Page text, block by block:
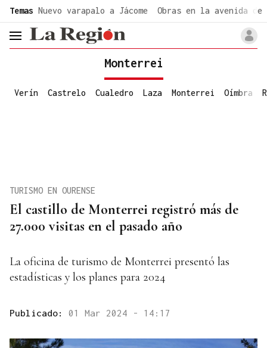
Temas Nuevo varapalo a Jácome Obras en la avenida de
header.menu.open
Monterrei
Verín Castrelo Cualedro Laza Monterrei Oímbra
El castillo de Monterrei registró más de
27.000 visitas en el pasado año
TURISMO EN OURENSE
La oficina de turismo de Monterrei presentó las
estadísticas y los planes para 2024
Publicado: 01 Mar 2024 - 14:17